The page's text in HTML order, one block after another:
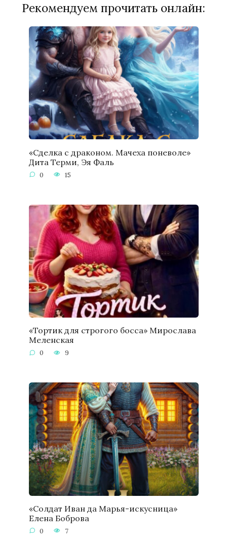
Рекомендуем прочитать онлайн:
«Сделка с драконом. Мачеха поневоле»
Дита Терми, Эя Фаль
0 15
«Тортик для строгого босса» Мирослава
Меленская
0 9
«Солдат Иван да Марья-искусница»
Елена Боброва
0 7